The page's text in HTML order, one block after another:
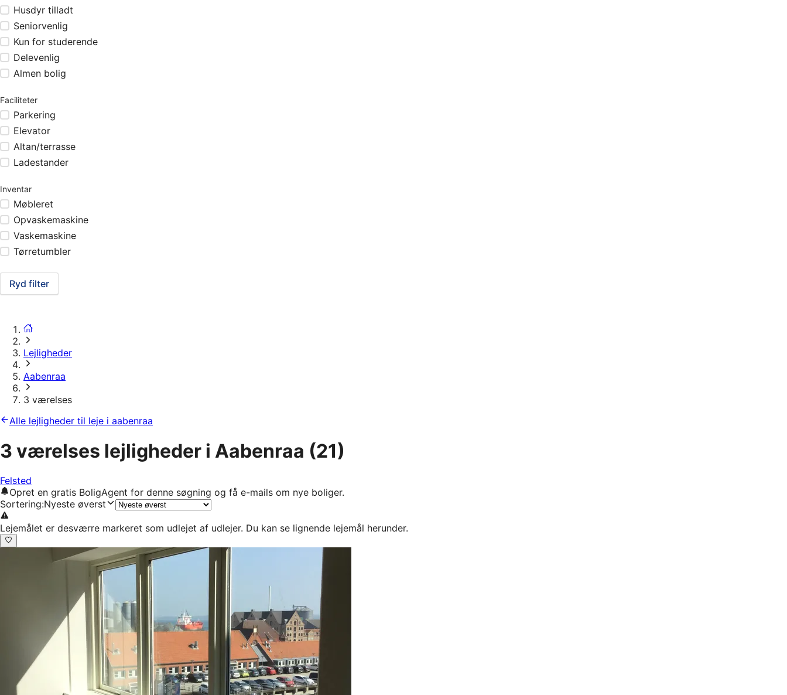
Husdyr tilladt
Seniorvenlig
Kun for studerende
Delevenlig
Almen bolig
Faciliteter
Parkering
Elevator
Altan/terrasse
Ladestander
Inventar
Møbleret
Opvaskemaskine
Vaskemaskine
Tørretumbler
Ryd filter
Lejligheder
Aabenraa
3 værelses
Alle lejligheder til leje i aabenraa
3 værelses lejligheder i Aabenraa (21)
Felsted
Opret en gratis BoligAgent for denne søgning og få e-mails om nye boliger.
Sortering:Nyeste øverst
Lejemålet er desværre markeret som udlejet af udlejer. Du kan se lignende lejemål herunder.